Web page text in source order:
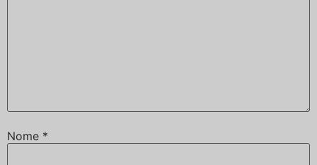
Nome *